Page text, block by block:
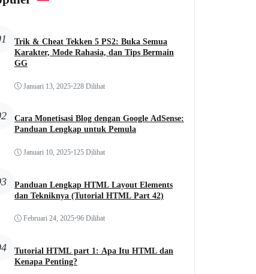
Trik & Cheat Tekken 5 PS2: Buka Semua
Karakter, Mode Rahasia, dan Tips Bermain
GG
Januari 13, 2025•228 Dilihat
Cara Monetisasi Blog dengan Google AdSense:
Panduan Lengkap untuk Pemula
Januari 10, 2025•125 Dilihat
Panduan Lengkap HTML Layout Elements
dan Tekniknya (Tutorial HTML Part 42)
Februari 24, 2025•96 Dilihat
Tutorial HTML part 1: Apa Itu HTML dan
Kenapa Penting?